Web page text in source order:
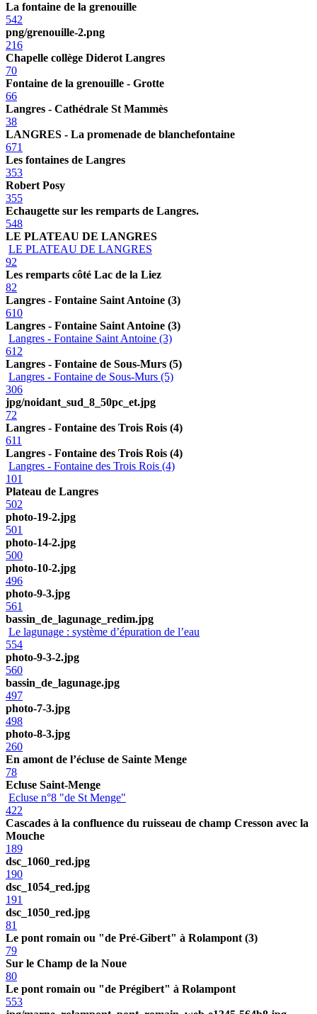
La fontaine de la grenouille
542
png/grenouille-2.png
216
Chapelle collège Diderot Langres
70
Fontaine de la grenouille - Grotte
66
Langres - Cathédrale St Mammès
38
LANGRES - La promenade de blanchefontaine
671
Les fontaines de Langres
353
Robert Posy
355
Echaugette sur les remparts de Langres.
548
LE PLATEAU DE LANGRES
LE PLATEAU DE LANGRES
92
Les remparts côté Lac de la Liez
82
Langres - Fontaine Saint Antoine (3)
610
Langres - Fontaine Saint Antoine (3)
Langres - Fontaine Saint Antoine (3)
612
Langres - Fontaine de Sous-Murs (5)
Langres - Fontaine de Sous-Murs (5)
306
jpg/noidant_sud_8_50pc_et.jpg
72
Langres - Fontaine des Trois Rois (4)
611
Langres - Fontaine des Trois Rois (4)
Langres - Fontaine des Trois Rois (4)
101
Plateau de Langres
502
photo-19-2.jpg
501
photo-14-2.jpg
500
photo-10-2.jpg
496
photo-9-3.jpg
561
bassin_de_lagunage_redim.jpg
Le lagunage : système d’épuration de l’eau
554
photo-9-3-2.jpg
560
bassin_de_lagunage.jpg
497
photo-7-3.jpg
498
photo-8-3.jpg
260
En amont de l’écluse de Sainte Menge
78
Ecluse Saint-Menge
Ecluse n°8 "de St Menge"
422
Cascades à la confluence du ruisseau de champ Cresson avec la
Mouche
189
dsc_1060_red.jpg
190
dsc_1054_red.jpg
191
dsc_1050_red.jpg
81
Le pont romain ou "de Pré-Gibert" à Rolampont (3)
79
Sur le Champ de la Noue
80
Le pont romain ou "de Prégibert" à Rolampont
553